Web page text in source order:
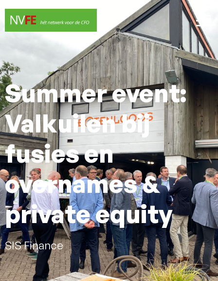
Summer event:
Valkuilen bij
fusies en
overnames &
private equity
SIS Finance